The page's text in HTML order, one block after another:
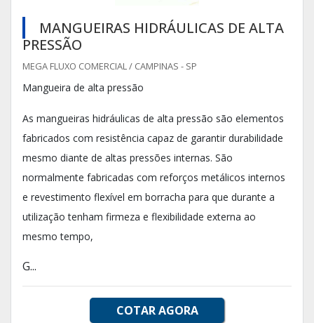
MANGUEIRAS HIDRÁULICAS DE ALTA
PRESSÃO
MEGA FLUXO COMERCIAL / CAMPINAS - SP
Mangueira de alta pressão
As mangueiras hidráulicas de alta pressão são elementos
fabricados com resistência capaz de garantir durabilidade
mesmo diante de altas pressões internas. São
normalmente fabricadas com reforços metálicos internos
e revestimento flexível em borracha para que durante a
utilização tenham firmeza e flexibilidade externa ao
mesmo tempo,
G...
COTAR AGORA